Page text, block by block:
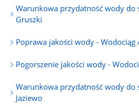
Warunkowa przydatność wody do
Gruszki
Poprawa jakości wody - Wodociąg
Pogorszenie jakości wody -
Warunkowa przydatność wody do
Jaziewo